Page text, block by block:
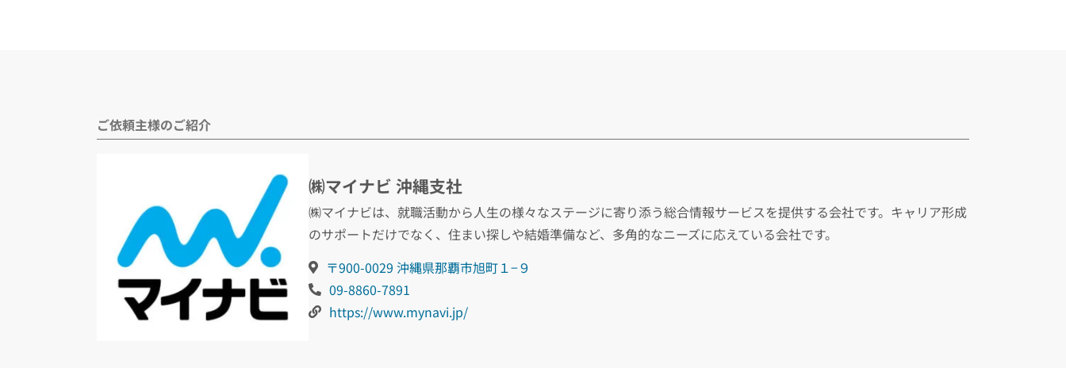
ご依頼主様のご紹介
㈱マイナビ 沖縄支社
㈱マイナビは、就職活動から人生の様々なステージに寄り添う総合情報サービスを提供する会社です。キャリア形成
のサポートだけでなく、住まい探しや結婚準備など、多角的なニーズに応えている会社です。
〒900-0029 沖縄県那覇市旭町１−９
09-8860-7891
https://www.mynavi.jp/